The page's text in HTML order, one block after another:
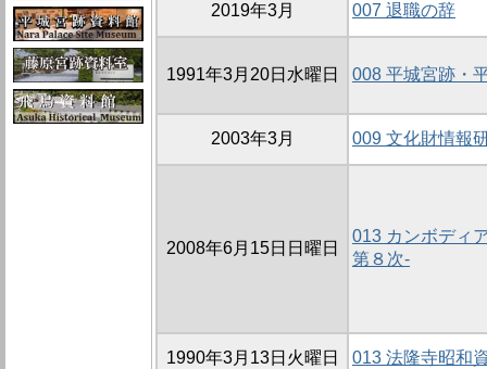
2019年3月 007 退職の辞
1991年3月20日水曜日 008 平城宮跡・
2003年3月 009 文化財情報
2008年6月15日日曜日
013 カンボディ
第８次-
1990年3月13日火曜日 013 法隆寺昭和